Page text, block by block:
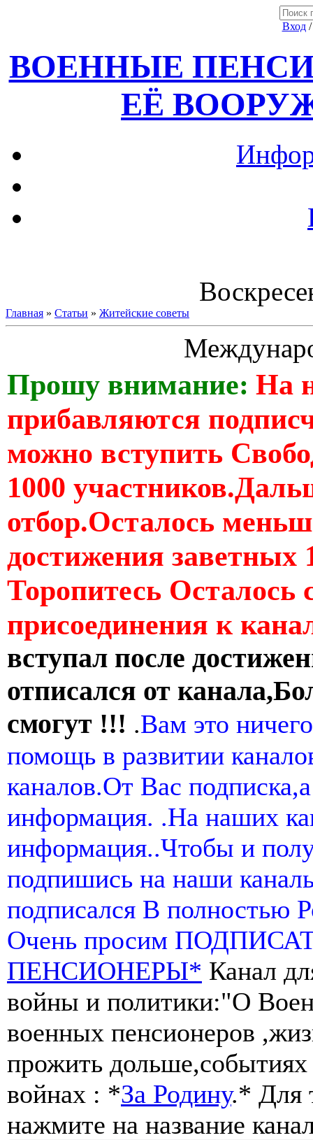
Вход
ВОЕННЫЕ
ЕЁ
Главная » Статьи » Житейские советы
Прошу внимание: На
прибавляются
можно вступить
1000
отбор.Осталось
достижения заветных
Торопитесь Осталось
присоединения к
вступал после
отписался от
смогут !!! .Вам это
помощь в развитии
каналов.От Вас
информация. .На наших
информация..Чтобы и
подпишись на наши
подписался В полностью
Очень просим
ПЕНСИОНЕРЫ* Канал
войны и политики:"О
военных пенсионеров
прожить
войнах : *За Родину.* Для
нажмите на название